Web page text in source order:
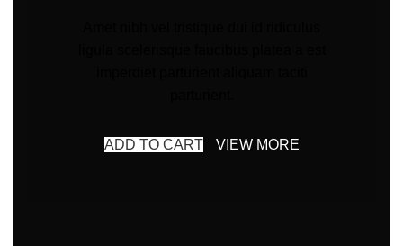
ADD TO CART VIEW MORE